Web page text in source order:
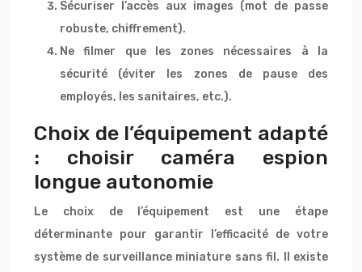
Sécuriser l’accès aux images (mot de passe
robuste, chiffrement).
Ne filmer que les zones nécessaires à la
sécurité (éviter les zones de pause des
employés, les sanitaires, etc.).
Choix de l’équipement adapté
: choisir caméra espion
longue autonomie
Le choix de l’équipement est une étape
déterminante pour garantir l’efficacité de votre
système de surveillance miniature sans fil. Il existe